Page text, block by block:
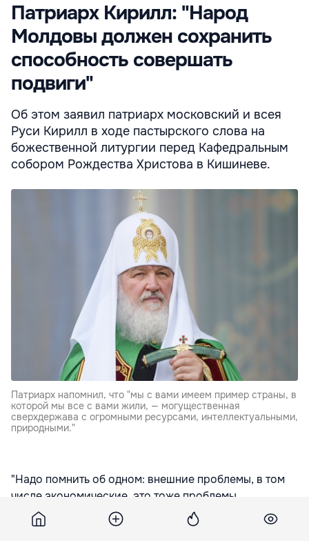
Патриарх Кирилл: "Народ
Молдовы должен сохранить
способность совершать
подвиги"
Об этом заявил патриарх московский и всея
Руси Кирилл в ходе пастырского слова на
божественной литургии перед Кафедральным
собором Рождества Христова в Кишиневе.
Патриарх напомнил, что "мы с вами имеем пример страны, в
которой мы все с вами жили, — могущественная
сверхдержава с огромными ресурсами, интеллектуальными,
природными."
"Надо помнить об одном: внешние проблемы, в том
числе экономические, это тоже проблемы
скоропроходящие. Нам иногда кажется, что
проблема сегодняшнего дня такая огромная, что